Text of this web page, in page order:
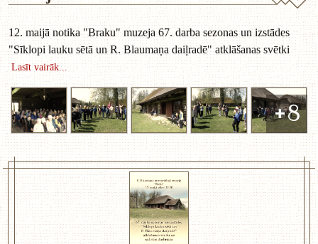
12. maijā notika "Braku" muzeja 67. darba sezonas un izstādes
"Sīklopi lauku sētā un R. Blaumaņa daiļradē" atklāšanas svētki
Lasīt vairāk...
+8